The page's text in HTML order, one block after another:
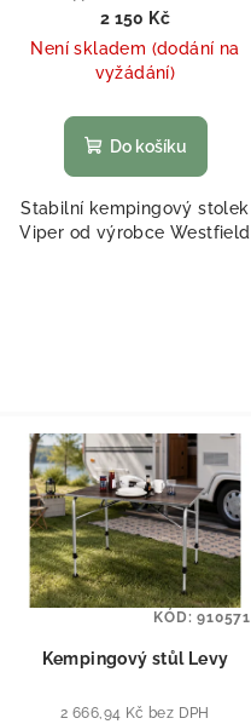
2 150 Kč
Není skladem (dodání na
vyžádání)
Do košíku
Stabilní kempingový stolek
Viper od výrobce Westfield
Kempingový stůl Levy
2 666,94 Kč bez DPH
KÓD:910571